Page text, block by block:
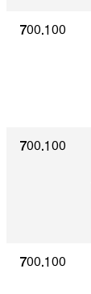
700.100
700.100
700.100